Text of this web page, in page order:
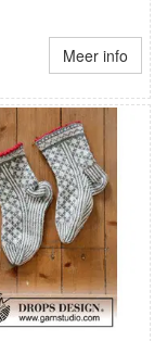
Meer info